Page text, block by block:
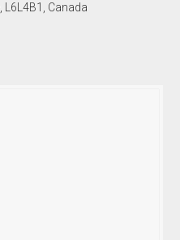
L6L4B1, Canada